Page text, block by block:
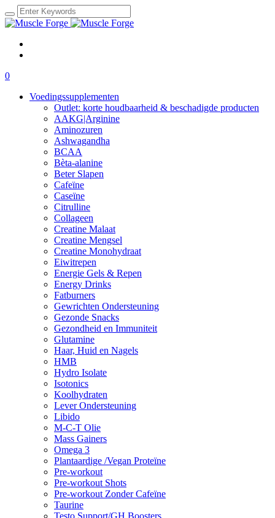
0
Voedingssupplementen
Outlet: korte houdbaarheid & beschadigde producten
AAKG|Arginine
Aminozuren
Ashwagandha
BCAA
Bèta-alanine
Beter Slapen
Cafeïne
Caseïne
Citrulline
Collageen
Creatine Malaat
Creatine Mengsel
Creatine Monohydraat
Eiwitrepen
Energie Gels & Repen
Energy Drinks
Fatburners
Gewrichten Ondersteuning
Gezonde Snacks
Gezondheid en Immuniteit
Glutamine
Haar, Huid en Nagels
HMB
Hydro Isolate
Isotonics
Koolhydraten
Lever Ondersteuning
Libido
M-C-T Olie
Mass Gainers
Omega 3
Plantaardige /Vegan Proteïne
Pre-workout
Pre-workout Shots
Pre-workout Zonder Cafeïne
Taurine
Testo Support/GH Boosters